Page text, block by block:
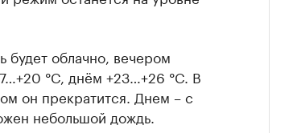
будет облачно, вечером
°C, днём +23…+26 °C. В
он прекратится. Днем – с
небольшой дождь.